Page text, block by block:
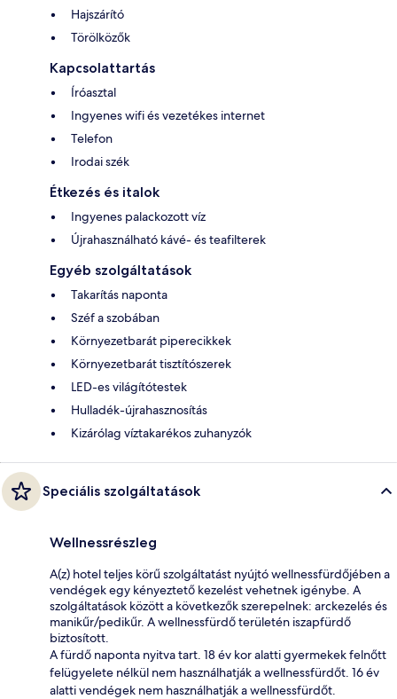
Hajszárító
Törölközők
Kapcsolattartás
Íróasztal
Ingyenes wifi és vezetékes internet
Telefon
Irodai szék
Étkezés és italok
Ingyenes palackozott víz
Újrahasználható kávé- és teafilterek
Egyéb szolgáltatások
Takarítás naponta
Széf a szobában
Környezetbarát piperecikkek
Környezetbarát tisztítószerek
LED-es világítótestek
Hulladék-újrahasznosítás
Kizárólag víztakarékos zuhanyzók
Speciális szolgáltatások
Wellnessrészleg
A(z) hotel teljes körű szolgáltatást nyújtó wellnessfürdőjében a
vendégek egy kényeztető kezelést vehetnek igénybe. A
szolgáltatások között a következők szerepelnek: arckezelés és
manikűr/pedikűr. A wellnessfürdő területén iszapfürdő
biztosított.
A fürdő naponta nyitva tart. 18 év kor alatti gyermekek felnőtt
felügyelete nélkül nem használhatják a wellnessfürdőt. 16 év
alatti vendégek nem használhatják a wellnessfürdőt.